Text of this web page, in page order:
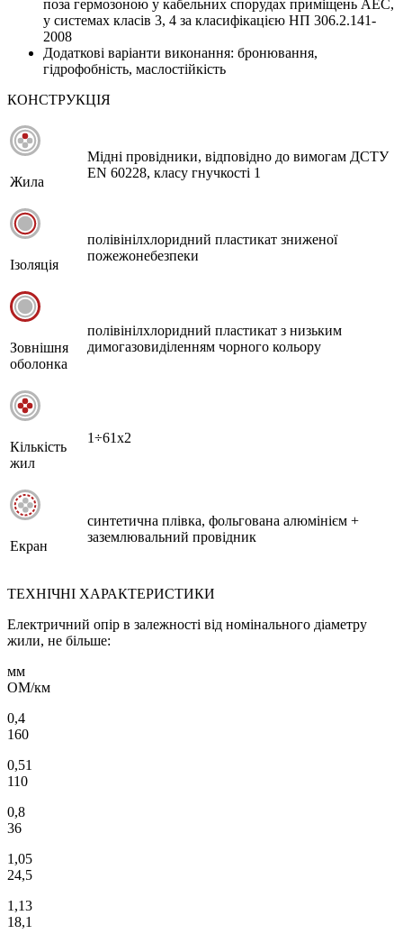
поза гермозоною у кабельних спорудах приміщень АЕС,
у системах класів 3, 4 за класифікацією НП 306.2.141-
2008
Додаткові варіанти виконання: бронювання,
гідрофобність, маслостійкість
КОНСТРУКЦІЯ
Жила
Мідні провідники, відповідно до вимогам ДСТУ
EN 60228, класу гнучкості 1
Ізоляція
полівінілхлоридний пластикат зниженої
пожежонебезпеки
Зовнішня
оболонка
полівінілхлоридний пластикат з низьким
димогазовиділенням чорного кольору
Кількість
жил
1÷61х2
Екран
синтетична плівка, фольгована алюмінієм +
заземлювальний провідник
ТЕХНІЧНІ ХАРАКТЕРИСТИКИ
Електричний опір в залежності від номінального діаметру
жили, не більше:
мм
ОМ/км
0,4
160
0,51
110
0,8
36
1,05
24,5
1,13
18,1